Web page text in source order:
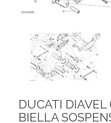
DUCATI DIAVEL
BIELLA